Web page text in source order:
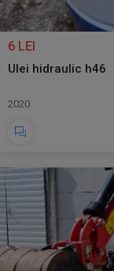
6 LEI
Ulei hidraulic h46
2020